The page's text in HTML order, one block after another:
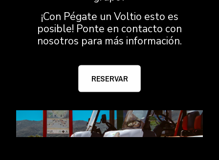
¡Con Pégate un Voltio esto es
posible! Ponte en contacto con
nosotros para más información.
RESERVAR